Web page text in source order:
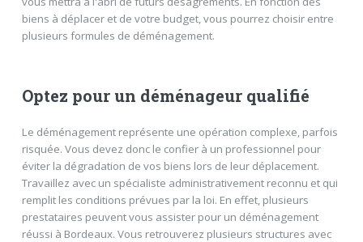
biens à déplacer et de votre budget, vous pourrez choisir entre
plusieurs formules de déménagement.
Optez pour un déménageur qualifié
Le déménagement représente une opération complexe, parfois
risquée. Vous devez donc le confier à un professionnel pour
éviter la dégradation de vos biens lors de leur déplacement.
Travaillez avec un spécialiste administrativement reconnu et qui
remplit les conditions prévues par la loi. En effet, plusieurs
prestataires peuvent vous assister pour un déménagement
réussi à Bordeaux. Vous retrouverez plusieurs structures avec